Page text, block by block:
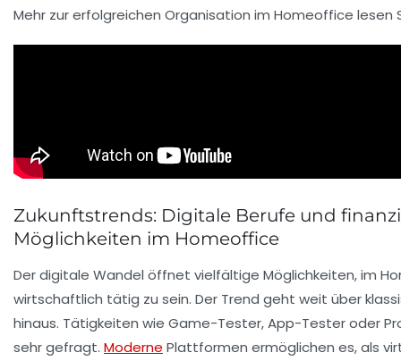
Mehr zur erfolgreichen Organisation im Homeoffice lesen
Zukunftstrends: Digitale Berufe und
Möglichkeiten im Homeoffice
Der digitale Wandel öffnet vielfältige Möglichkeiten, im
wirtschaftlich tätig zu sein. Der Trend geht weit über
hinaus. Tätigkeiten wie Game-Tester, App-Tester oder
sehr gefragt. Moderne Plattformen ermöglichen es, als